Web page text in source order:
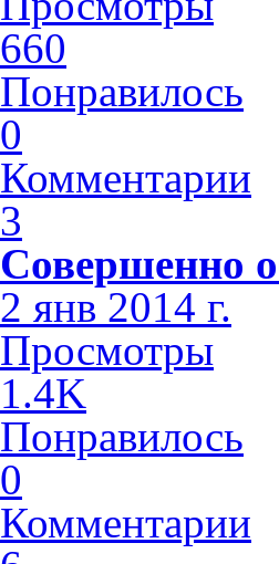
660
Понравилось
0
Комментарии
3
Совершенно
2 янв 2014 г.
Просмотры
1.4K
Понравилось
0
Комментарии